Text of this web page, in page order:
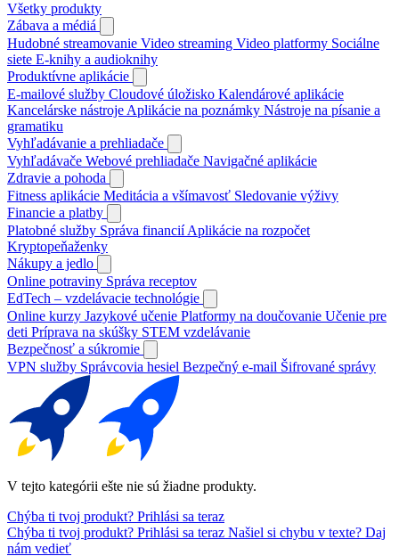
Všetky produkty
Zábava a médiá
Hudobné streamovanie Video streaming Video platformy Sociálne
siete E‑knihy a audioknihy
Produktívne aplikácie
E‑mailové služby Cloudové úložisko Kalendárové aplikácie
Kancelárske nástroje Aplikácie na poznámky Nástroje na písanie a
gramatiku
Vyhľadávanie a prehliadače
Vyhľadávače Webové prehliadače Navigačné aplikácie
Zdravie a pohoda
Fitness aplikácie Meditácia a všímavosť Sledovanie výživy
Financie a platby
Platobné služby Správa financiíAplikácie na rozpočet
Kryptopeňaženky
Nákupy a jedlo
Online potraviny Správa receptov
EdTech – vzdelávacie technológie
Online kurzy Jazykové učenie Platformy na doučovanie Učenie pre
deti Príprava na skúšky STEM vzdelávanie
Bezpečnosť a súkromie
VPN služby Správcovia hesiel Bezpečný e-mail Šifrované správy
V tejto kategórii ešte nie sú žiadne produkty.
Chýba ti tvoj produkt? Prihlási sa teraz
Chýba ti tvoj produkt? Prihlási sa teraz Našiel si chybu v texte? Daj
nám vedieť